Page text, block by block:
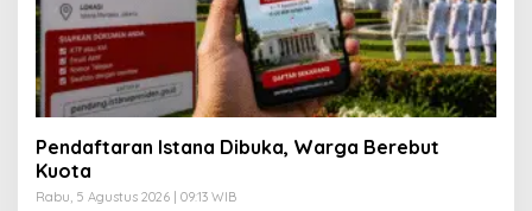
Pendaftaran Istana Dibuka, Warga Berebut
Kuota
Rabu, 5 Agustus 2026 | 09:13 WIB